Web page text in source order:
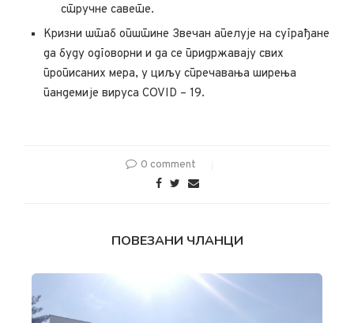
стручне савете.
Кризни штаб општине Звечан апелује на суграђане
да буду одговорни и да се придржавају свих
прописаних мера, у циљу спречавања ширења
пандемије вируса COVID – 19.
0 comment
ПОВЕЗАНИ ЧЛАНЦИ